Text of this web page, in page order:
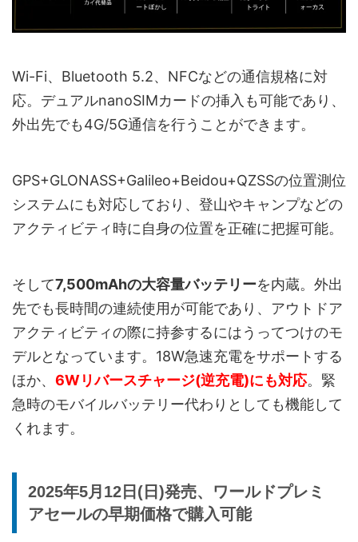
Wi-Fi、Bluetooth 5.2、NFCなどの通信規格に対
応。デュアルnanoSIMカードの挿入も可能であり、
外出先でも4G/5G通信を行うことができます。
GPS+GLONASS+Galileo+Beidou+QZSSの位置測位
システムにも対応しており、登山やキャンプなどの
アクティビティ時に自身の位置を正確に把握可能。
そして7,500mAhの大容量バッテリーを内蔵。外出
先でも長時間の連続使用が可能であり、アウトドア
アクティビティの際に持参するにはうってつけのモ
デルとなっています。18W急速充電をサポートする
ほか、 6Wリバースチャージ(逆充電)にも対応。緊
急時のモバイルバッテリー代わりとしても機能して
くれます。
2025年5月12日(日)発売、ワールドプレミ
アセールの早期価格で購入可能